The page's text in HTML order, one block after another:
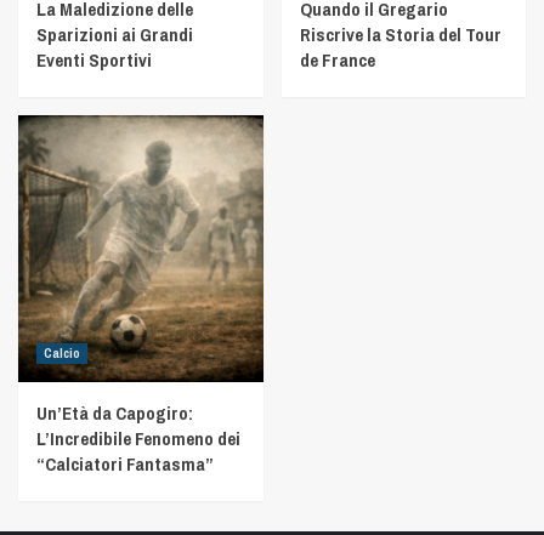
La Maledizione delle
Sparizioni ai Grandi
Eventi Sportivi
Quando il Gregario
Riscrive la Storia del Tour
de France
Calcio
Un’Età da Capogiro:
L’Incredibile Fenomeno dei
“Calciatori Fantasma”